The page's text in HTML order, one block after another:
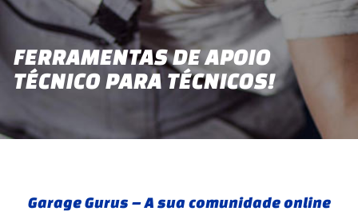
FERRAMENTAS DE APOIO
TÉCNICO PARA TÉCNICOS!
Garage Gurus – A sua comunidade online